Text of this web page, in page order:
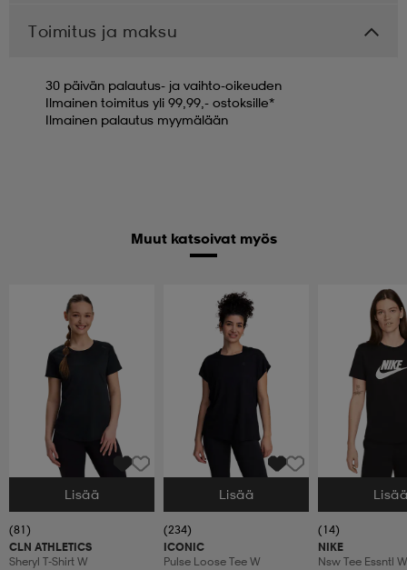
Toimitus ja maksu
30 päivän palautus- ja vaihto-oikeuden
Ilmainen toimitus yli 99,99,- ostoksille*
Ilmainen palautus myymälään
Muut katsoivat myös
Valitse Koko
Lisää
(81)
CLN ATHLETICS
Sheryl T-Shirt W
Valitse Koko
Lisää
(234)
ICONIC
Pulse Loose Tee W
Valitse Koko
(14)
NIKE
Nsw Tee Essntl W